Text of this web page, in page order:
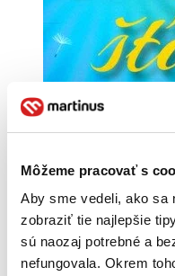
Môžeme pracovať s
Aby sme vedeli, ako sa
zobraziť tie najlepšie
sú naozaj potrebné a
nefungovala. Okrem